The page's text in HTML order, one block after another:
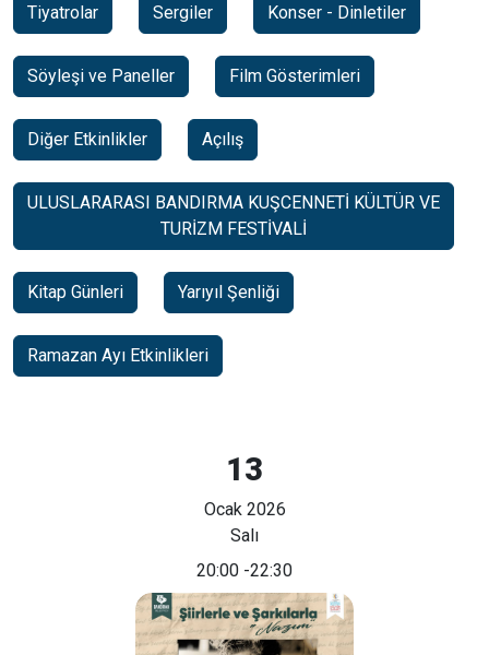
Tiyatrolar Sergiler Konser - Dinletiler
Söyleşi ve Paneller Film Gösterimleri
Diğer Etkinlikler Açılış
ULUSLARARASI BANDIRMA KUŞCENNETİ KÜLTÜR VE
TURİZM FESTİVALİ
Kitap Günleri Yarıyıl Şenliği
Ramazan Ayı Etkinlikleri
13
Ocak 2026
Salı
20:00 -22:30